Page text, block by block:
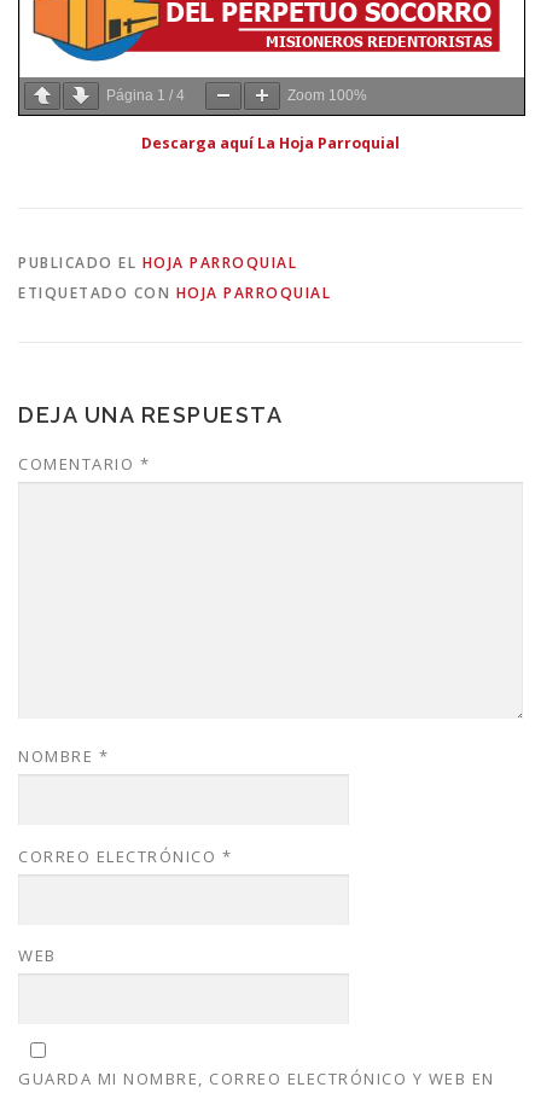
Página 1 / 4 Zoom 100%
Descarga aquí La Hoja Parroquial
PUBLICADO EL HOJA PARROQUIAL
ETIQUETADO CON HOJA PARROQUIAL
DEJA UNA RESPUESTA
COMENTARIO *
NOMBRE *
CORREO ELECTRÓNICO *
WEB
GUARDA MI NOMBRE, CORREO ELECTRÓNICO Y WEB EN